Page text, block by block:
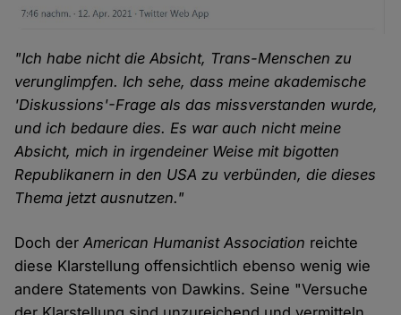
"Ich habe nicht die Absicht, Trans-Menschen zu
verunglimpfen. Ich sehe, dass meine akademische
'Diskussions'-Frage als das missverstanden wurde,
und ich bedaure dies. Es war auch nicht meine
Absicht, mich in irgendeiner Weise mit bigotten
Republikanern in den USA zu verbünden, die dieses
Thema jetzt ausnutzen."
Doch derAmerican Humanist Association reichte
diese Klarstellung offensichtlich ebenso wenig wie
andere Statements von Dawkins. Seine "Versuche